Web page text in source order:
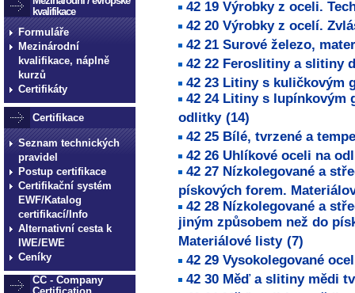
kvalifikace
Formuláře
Mezinárodní
kvalifikace, náplně
kurzů
Certifikáty
Certifikace
Seznam technických
pravidel
Postup certifikace
Certifikační systém
EWF/Katalog
certifikací/Info
Alternativní cesta k
IWE/EWE
Ceníky
CC - Company
42 19 Výrobky z oceli.
42 20 Výrobky z ocelí.
42 21 Surové železo,
42 22 Feroslitiny a slitiny
42 23 Litiny s kuličkovým
42 24 Litiny s lupínkovým
odlitky (14)
42 25 Bílé, tvrzené a
42 26 Uhlíkové oceli na
42 27 Nízkolegované a
pískových forem.
42 28 Nízkolegované a
jiným způsobem než do
Materiálové listy (7)
42 29 Vysokolegované
42 30 Měď a slitiny mědi